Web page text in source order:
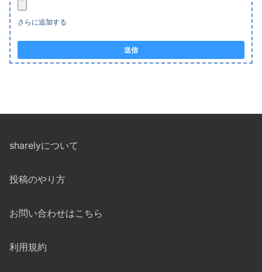
さらに追加する
送信
sharelyについて
投稿のやり方
お問い合わせはこちら
利用規約